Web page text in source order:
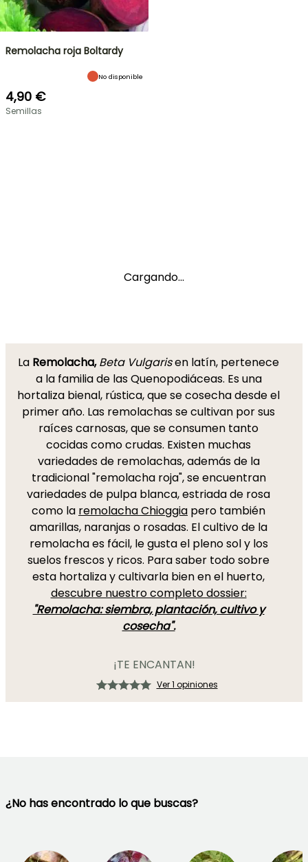
Remolacha roja Boltardy
No disponible
4,90 €
Semillas
Cargando...
La Remolacha,Beta Vulgarisen latín, pertenece
a la familia de las Quenopodiáceas. Es una
hortaliza bienal, rústica, que se cosecha desde el
primer año. Las remolachas se cultivan por sus
raíces carnosas, que se consumen tanto
cocidas como crudas. Existen muchas
variedades de remolachas, además de la
tradicional "remolacha roja", se encuentran
variedades de pulpa blanca, estriada de rosa
como la remolacha Chioggia pero también
amarillas, naranjas o rosadas. El cultivo de la
remolacha es fácil, le gusta el pleno sol y los
suelos frescos y ricos. Para saber todo sobre
esta hortaliza y cultivarla bien en el huerto,
descubre nuestro completo dossier:
"Remolacha: siembra, plantación, cultivo y
cosecha".
¡TE ENCANTAN!
Ver 1 opiniones
¿No has encontrado lo que buscas?